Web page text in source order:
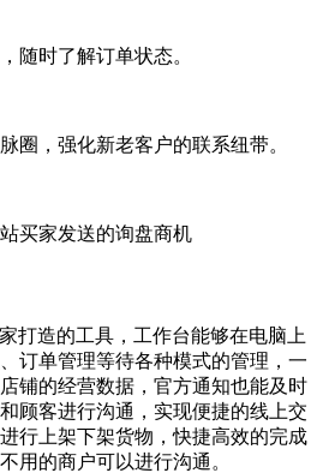
时了解订单状态。
，强化新老客户的联系纽带。
家发送的询盘商机
造的工具，工作台能够在电脑上
订单管理等待各种模式的管理，一
铺的经营数据，官方通知也能及时
顾客进行沟通，实现便捷的线上交
行上架下架货物，快捷高效的完成
用的商户可以进行沟通。